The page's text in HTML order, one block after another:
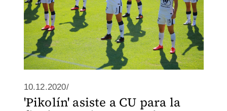
10.12.2020/
'Pikolín' asiste a CU para la